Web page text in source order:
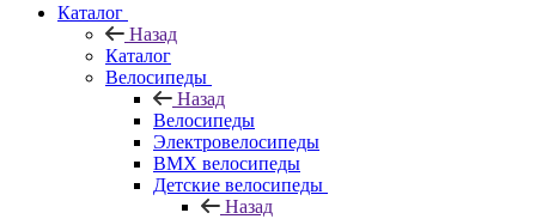
Каталог
Назад
Каталог
Велосипеды
Назад
Велосипеды
Электровелосипеды
BMX велосипеды
Детские велосипеды
Назад